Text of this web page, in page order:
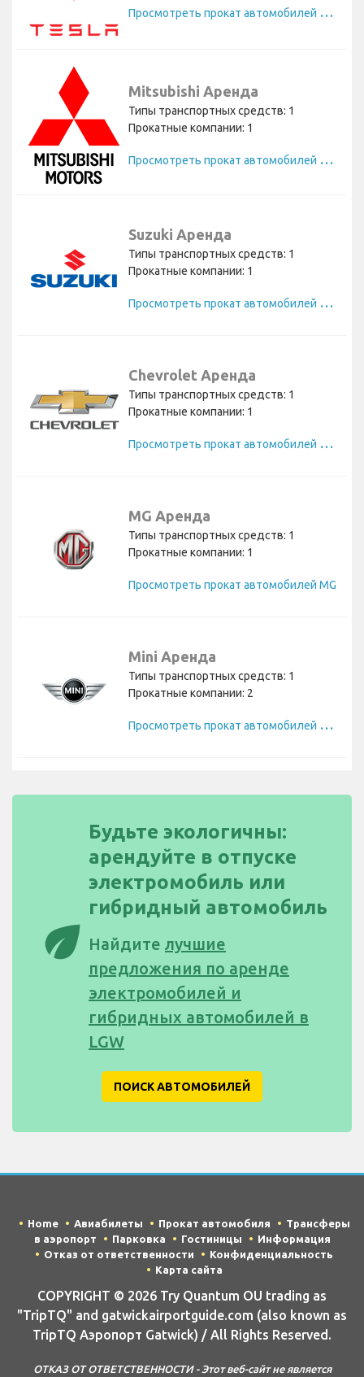
П
росмотреть прокат автомобилей Tesla
Mitsubishi Аренда
Типы транспортных средств: 1
Прокатные компании: 1
П
росмотреть прокат автомобилей Mitsubishi
Suzuki Аренда
Типы транспортных средств: 1
Прокатные компании: 1
П
росмотреть прокат автомобилей Suzuki
Chevrolet Аренда
Типы транспортных средств: 1
Прокатные компании: 1
П
росмотреть прокат автомобилей Chevrolet
MG Аренда
Типы транспортных средств: 1
Прокатные компании: 1
Просмотреть прокат автомобилей MG
Mini Аренда
Типы транспортных средств: 1
Прокатные компании: 2
П
росмотреть прокат автомобилей Mini
eco
Будьте экологичны:
арендуйте в отпуске
электромобиль или
гибридный автомобиль
Найдите лучшие
предложения по аренде
электромобилей и
гибридных автомобилей в
LGW
ПОИСК АВТОМОБИЛЕЙ
Home Авиабилеты Прокат автомобиля
Трансферы
в аэропорт
Парковка Гостиницы
Информация
Отказ от ответственности
Конфиденциальность
Карта сайта
COPYRIGHT © 2026 Try Quantum OU trading as
"TripTQ" and gatwickairportguide.com (also known as
TripTQ Аэропорт Gatwick) / All Rights Reserved.
ОТКАЗ ОТ ОТВЕТСТВЕННОСТИ - Этот веб-сайт не является